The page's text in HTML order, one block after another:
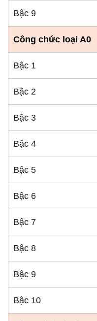
Bậc 9
Công chức loại A0
Bậc 1
Bậc 2
Bậc 3
Bậc 4
Bậc 5
Bậc 6
Bậc 7
Bậc 8
Bậc 9
Bậc 10